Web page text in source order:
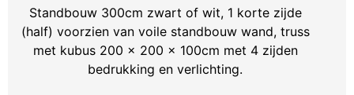
Standbouw 300cm zwart of wit, 1 korte zijde
(half) voorzien van voile standbouw wand, truss
met kubus 200 x 200 x 100cm met 4 zijden
bedrukking en verlichting.